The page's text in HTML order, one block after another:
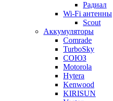
Радиал
Wi-Fi антенны
Scout
Аккумуляторы
Comrade
TurboSky
СОЮЗ
Motorola
Hytera
Kenwood
KIRISUN